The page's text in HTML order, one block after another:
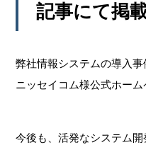
記事にて掲
弊社情報システムの導入事
ニッセイコム様公式ホーム
今後も、活発なシステム開